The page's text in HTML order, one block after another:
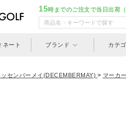
15時までのご注文で当日出荷（
ネート ブランド カテ
センバーメイ(DECEMBERMAY) > マーカー